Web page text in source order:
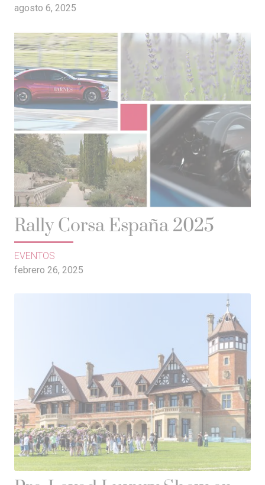
agosto 6, 2025
Rally Corsa España 2025
febrero 26, 2025
EVENTOS